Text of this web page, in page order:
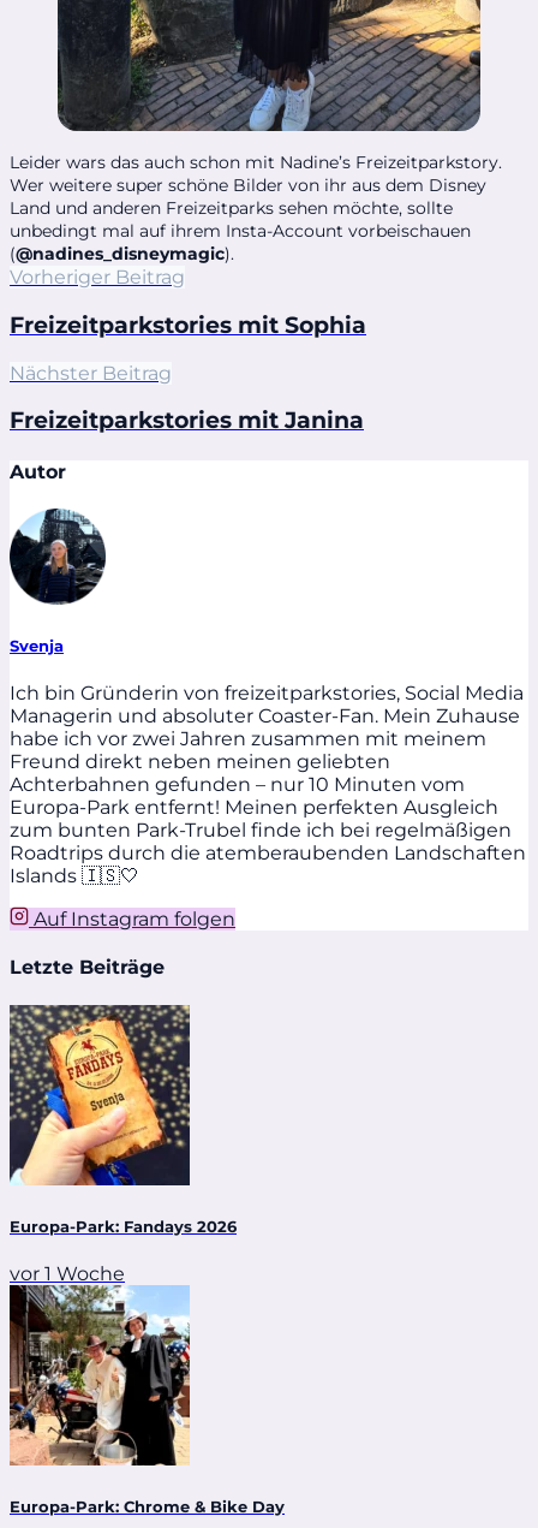
Leider wars das auch schon mit Nadine’s Freizeitparkstory.
Wer weitere super schöne Bilder von ihr aus dem Disney
Land und anderen Freizeitparks sehen möchte, sollte
unbedingt mal auf ihrem Insta-Account vorbeischauen
(@nadines_disneymagic).
Vorheriger Beitrag
Freizeitparkstories mit Sophia
Nächster Beitrag
Freizeitparkstories mit Janina
Autor
Svenja
Ich bin Gründerin von freizeitparkstories, Social Media
Managerin und absoluter Coaster-Fan. Mein Zuhause
habe ich vor zwei Jahren zusammen mit meinem
Freund direkt neben meinen geliebten
Achterbahnen gefunden – nur 10 Minuten vom
Europa-Park entfernt! Meinen perfekten Ausgleich
zum bunten Park-Trubel finde ich bei regelmäßigen
Roadtrips durch die atemberaubenden Landschaften
Islands 🇮🇸🤍
Auf Instagram folgen
Letzte Beiträge
Europa-Park: Fandays 2026
vor 1 Woche
Europa-Park: Chrome & Bike Day